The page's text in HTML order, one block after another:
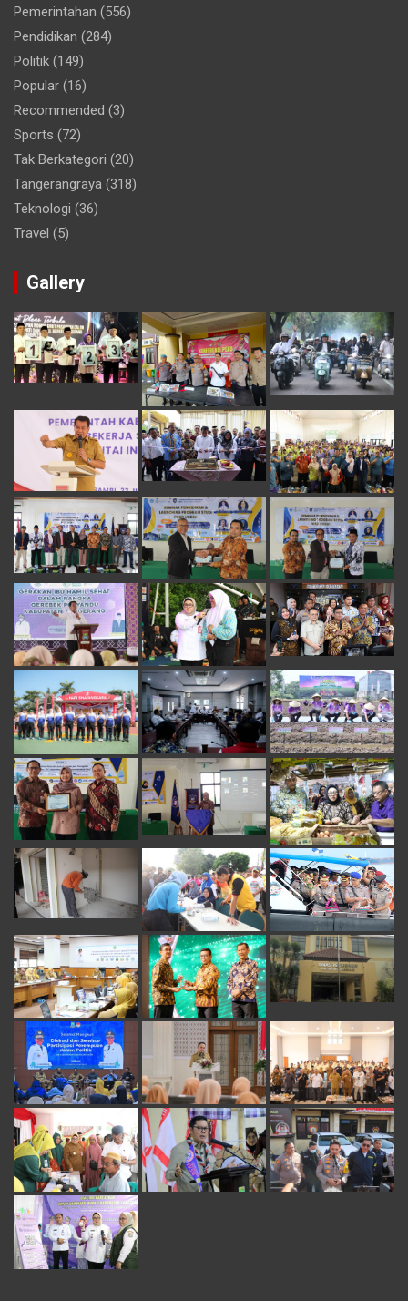
Pemerintahan (556)
Pendidikan (284)
Politik (149)
Popular (16)
Recommended (3)
Sports (72)
Tak Berkategori (20)
Tangerangraya (318)
Teknologi (36)
Travel (5)
Gallery